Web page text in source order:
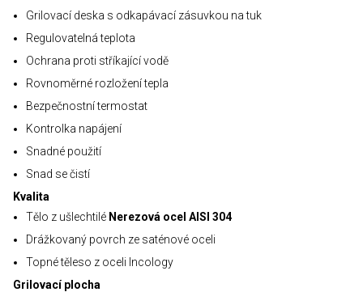
Grilovací deska s odkapávací zásuvkou na tuk
Regulovatelná teplota
Ochrana proti stříkající vodě
Rovnoměrné rozložení tepla
Bezpečnostní termostat
Kontrolka napájení
Snadné použití
Snad se čistí
Kvalita
Tělo z ušlechtilé Nerezová ocel AISI 304
Drážkovaný povrch ze saténové oceli
Topné těleso z oceli Incology
Grilovací plocha